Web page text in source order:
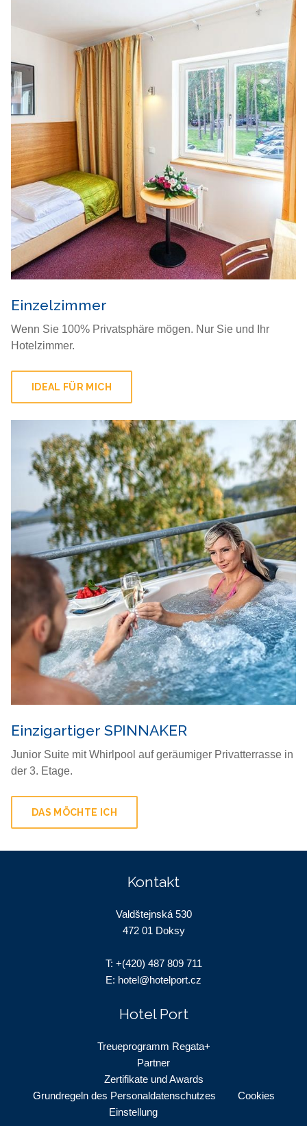
Einzelzimmer
Wenn Sie 100% Privatsphäre mögen. Nur Sie und Ihr
Hotelzimmer.
IDEAL FÜR MICH
Einzigartiger SPINNAKER
Junior Suite mit Whirlpool auf geräumiger Privatterrasse in
der 3. Etage.
DAS MÖCHTE ICH
Kontakt
Valdštejnská 530
472 01 Doksy
T: +(420) 487 809 711
E: hotel@hotelport.cz
Hotel Port
Treueprogramm Regata+
Partner
Zertifikate und Awards
Grundregeln des Personaldatenschutzes
Cookies
Einstellung